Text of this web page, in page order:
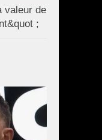
valeur de
;